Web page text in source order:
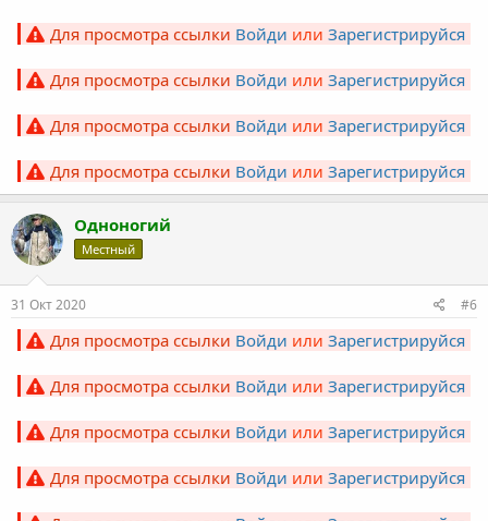
Для просмотра ссылки Войди или Зарегистрируйся
Для просмотра ссылки Войди или Зарегистрируйся
Для просмотра ссылки Войди или Зарегистрируйся
Для просмотра ссылки Войди или Зарегистрируйся
Одноногий
Местный
31 Окт 2020 #6
Для просмотра ссылки Войди или Зарегистрируйся
Для просмотра ссылки Войди или Зарегистрируйся
Для просмотра ссылки Войди или Зарегистрируйся
Для просмотра ссылки Войди или Зарегистрируйся